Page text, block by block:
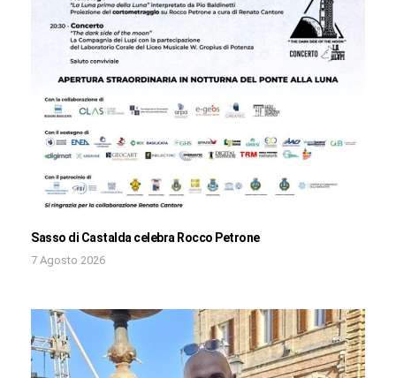
Sasso di Castalda celebra Rocco Petrone
7 Agosto 2026